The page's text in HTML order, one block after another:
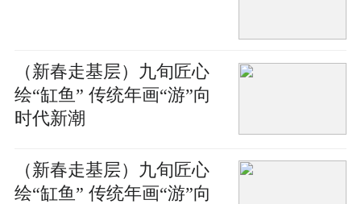
（新春走基层）九旬匠心
绘“缸鱼” 传统年画“游”向
时代新潮
（新春走基层）九旬匠心
绘“缸鱼” 传统年画“游”向